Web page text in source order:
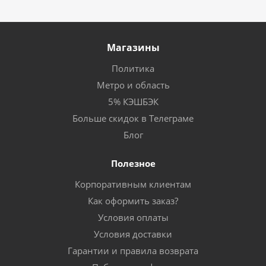
Магазины
Политика
Метро и область
5% КЭШБЭК
Больше скидок в Телеграме
Блог
Полезное
Корпоративным клиентам
Как оформить заказ?
Условия оплаты
Условия доставки
Гарантии и правила возврата